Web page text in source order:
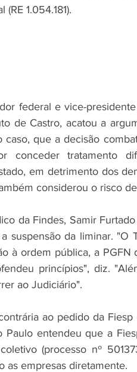
1.054.181).
federal e vice-
de Castro, acatou a
caso, que a decisão
conceder tratamento
em detrimento dos
considerou o risco
da Findes, Samir
suspensão da liminar.
à ordem pública, a
princípios", diz.
ao Judiciário".
ao pedido da
Paulo entendeu que a
(processo nº
as empresas diretamente.